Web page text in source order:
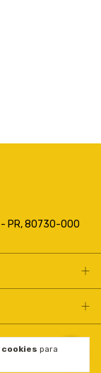
para
- PR, 80730-000
os direitos